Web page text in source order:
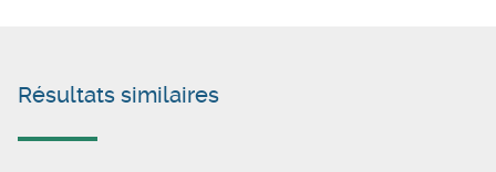
Résultats similaires